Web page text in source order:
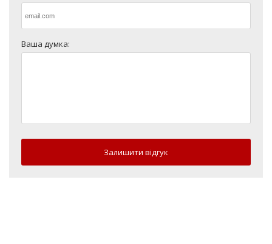
Ваша думка:
Залишити відгук